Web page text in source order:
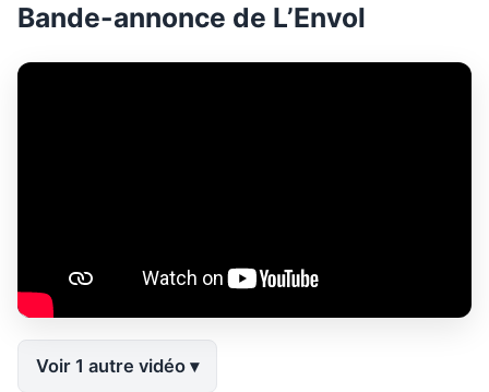
Bande-annonce de L’Envol
Voir 1 autre vidéo